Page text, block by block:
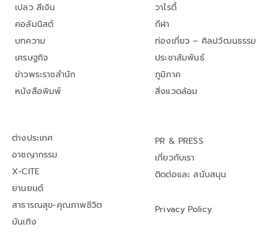
เปลว สีเงิน
คอลัมนิสต์
บทความ
เศรษฐกิจ
ข่าวพระราชสำนัก
หนังสือพิมพ์
วาไรตี้
กีฬา
ท่องเที่ยว – ศิลปวัฒนธรรม
ประชาสัมพันธ์
ภูมิภาค
สิ่งแวดล้อม
ต่างประเทศ
อาชญากรรม
X-CITE
ยานยนต์
สาธารณสุข-คุณภาพชีวิต
บันเทิง
PR & PRESS
เกี่ยวกับเรา
ติดต่อและ สนับสนุน
Privacy Policy